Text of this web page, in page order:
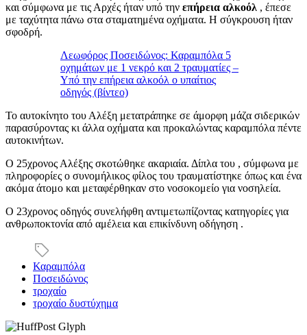
και σύμφωνα με τις Αρχές ήταν υπό την επήρεια αλκοόλ , έπεσε
με ταχύτητα πάνω στα σταματημένα οχήματα. Η σύγκρουση ήταν
σφοδρή.
Λεωφόρος Ποσειδώνος: Καραμπόλα 5
οχημάτων με 1 νεκρό και 2 τραυματίες –
Υπό την επήρεια αλκοόλ ο υπαίτιος
οδηγός (βίντεο)
Το αυτοκίνητο του Αλέξη μετατράπηκε σε άμορφη μάζα σιδερικών
παρασύροντας κι άλλα οχήματα και προκαλώντας καραμπόλα πέντε
αυτοκινήτων.
Ο 25χρονος Αλέξης σκοτώθηκε ακαριαία. Δίπλα του , σύμφωνα με
πληροφορίες ο συνομήλικος φίλος του τραυματίστηκε όπως και ένα
ακόμα άτομο και μεταφέρθηκαν στο νοσοκομείο για νοσηλεία.
Ο 23χρονος οδηγός συνελήφθη αντιμετωπίζοντας κατηγορίες για
ανθρωποκτονία από αμέλεια και επικίνδυνη οδήγηση .
Καραμπόλα
Ποσειδώνος
τροχαίο
τροχαίο δυστύχημα